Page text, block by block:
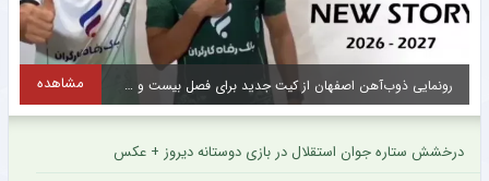
رونمایی ذوب‌آهن اصفهان از کیت جدید برای فصل بیست و ششم + عکس مشاهده
درخشش ستاره جوان استقلال در بازی دوستانه دیروز + عکس